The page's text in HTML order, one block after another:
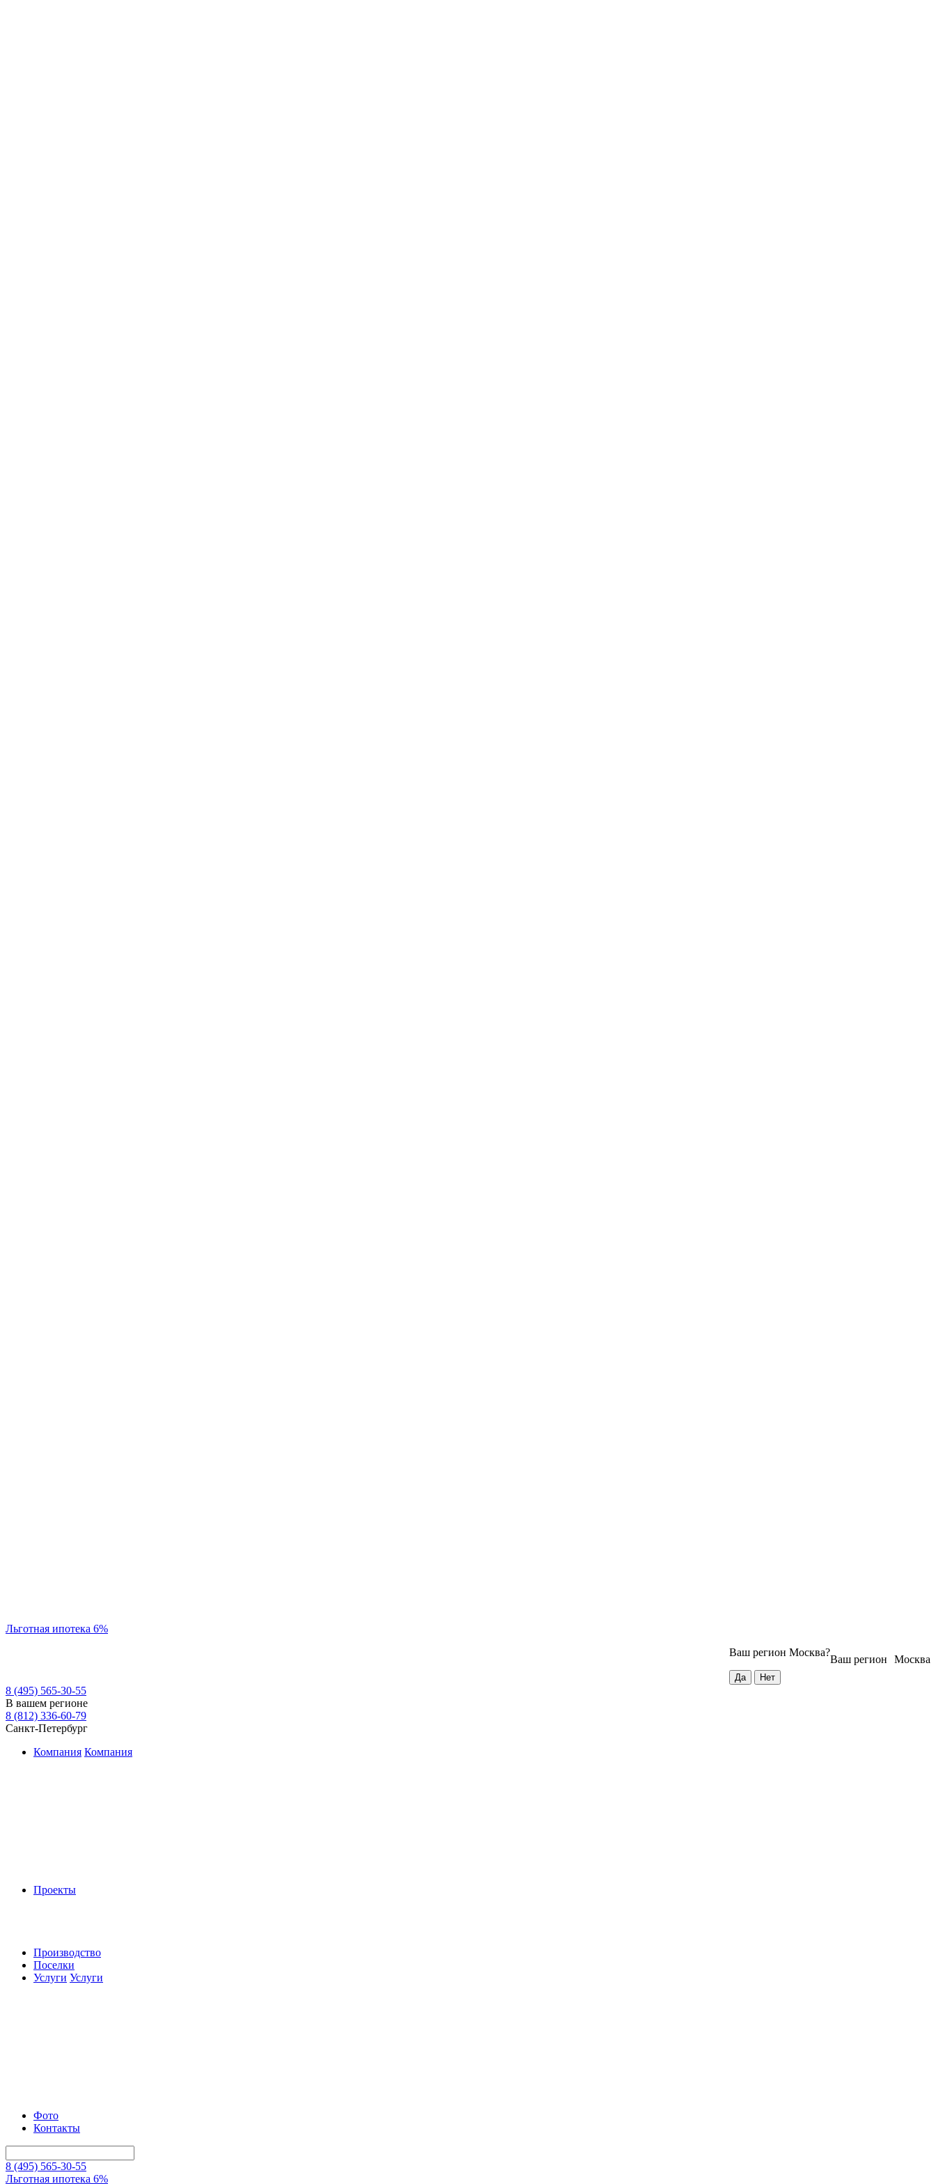
Льготная ипотека 6%
Москва
Ваш регион
Ваш регион Москва?
8 (495) 565-30-55
В вашем регионе
8 (812) 336-60-79
Санкт-Петербург
Компания Компания
Проекты
Производство
Поселки
Услуги Услуги
Фото
Контакты
8 (495) 565-30-55
Льготная ипотека 6%